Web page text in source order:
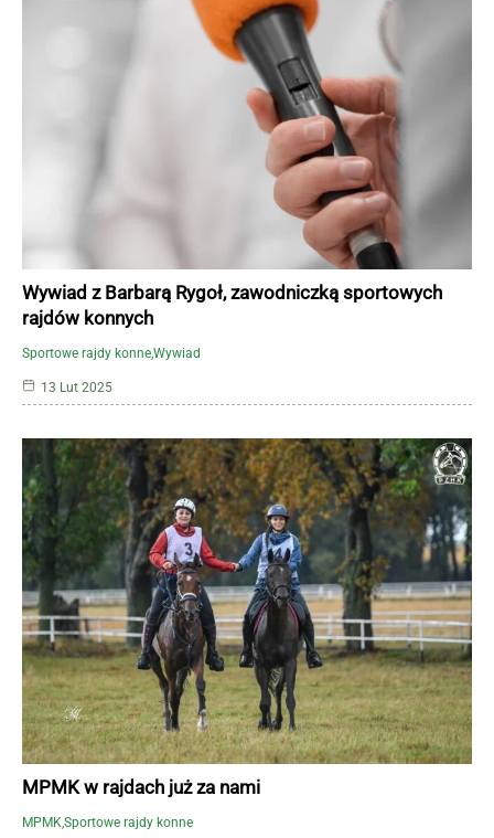
Sportowe rajdy konneWywiad
Wywiad z Barbarą Rygoł, zawodniczką sportowych
rajdów konnych
13 Lut 2025
MPMK Sportowe rajdy konne
MPMK w rajdach już za nami